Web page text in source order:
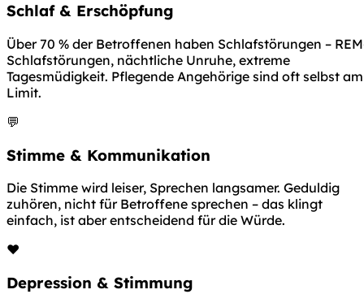
Schlaf & Erschöpfung
Über 70 % der Betroffenen haben Schlafstörungen –
Schlafstörungen, nächtliche Unruhe, extreme
Tagesmüdigkeit. Pflegende Angehörige sind oft selbst am
Limit.
💬
Stimme & Kommunikation
Die Stimme wird leiser, Sprechen langsamer. Geduldig
zuhören, nicht für Betroffene sprechen – das klingt
einfach, ist aber entscheidend für die Würde.
❤️
Depression & Stimmung